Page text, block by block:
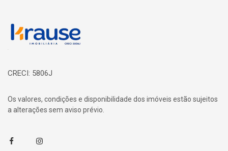
Página inicial
CRECI: 5806J
Os valores, condições e disponibilidade dos imóveis estão sujeitos
a alterações sem aviso prévio.
FacebookInstagram